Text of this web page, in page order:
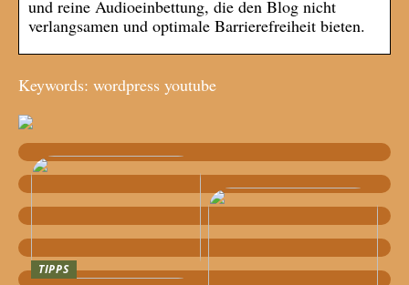
und reine Audioeinbettung, die den Blog nicht
verlangsamen und optimale Barrierefreiheit bieten.
Keywords: wordpress youtube
TIPPS